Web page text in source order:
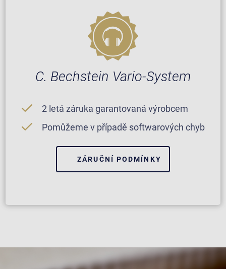
C. Bechstein Vario-System
2 letá záruka garantovaná výrobcem
Pomůžeme v případě softwarových chyb
ZÁRUČNÍ PODMÍNKY